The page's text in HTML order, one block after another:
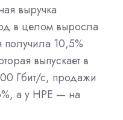
выручка
в целом выросла
получила 10,5%
выпускает в
Гбит/с, продажи
а у HPE — на